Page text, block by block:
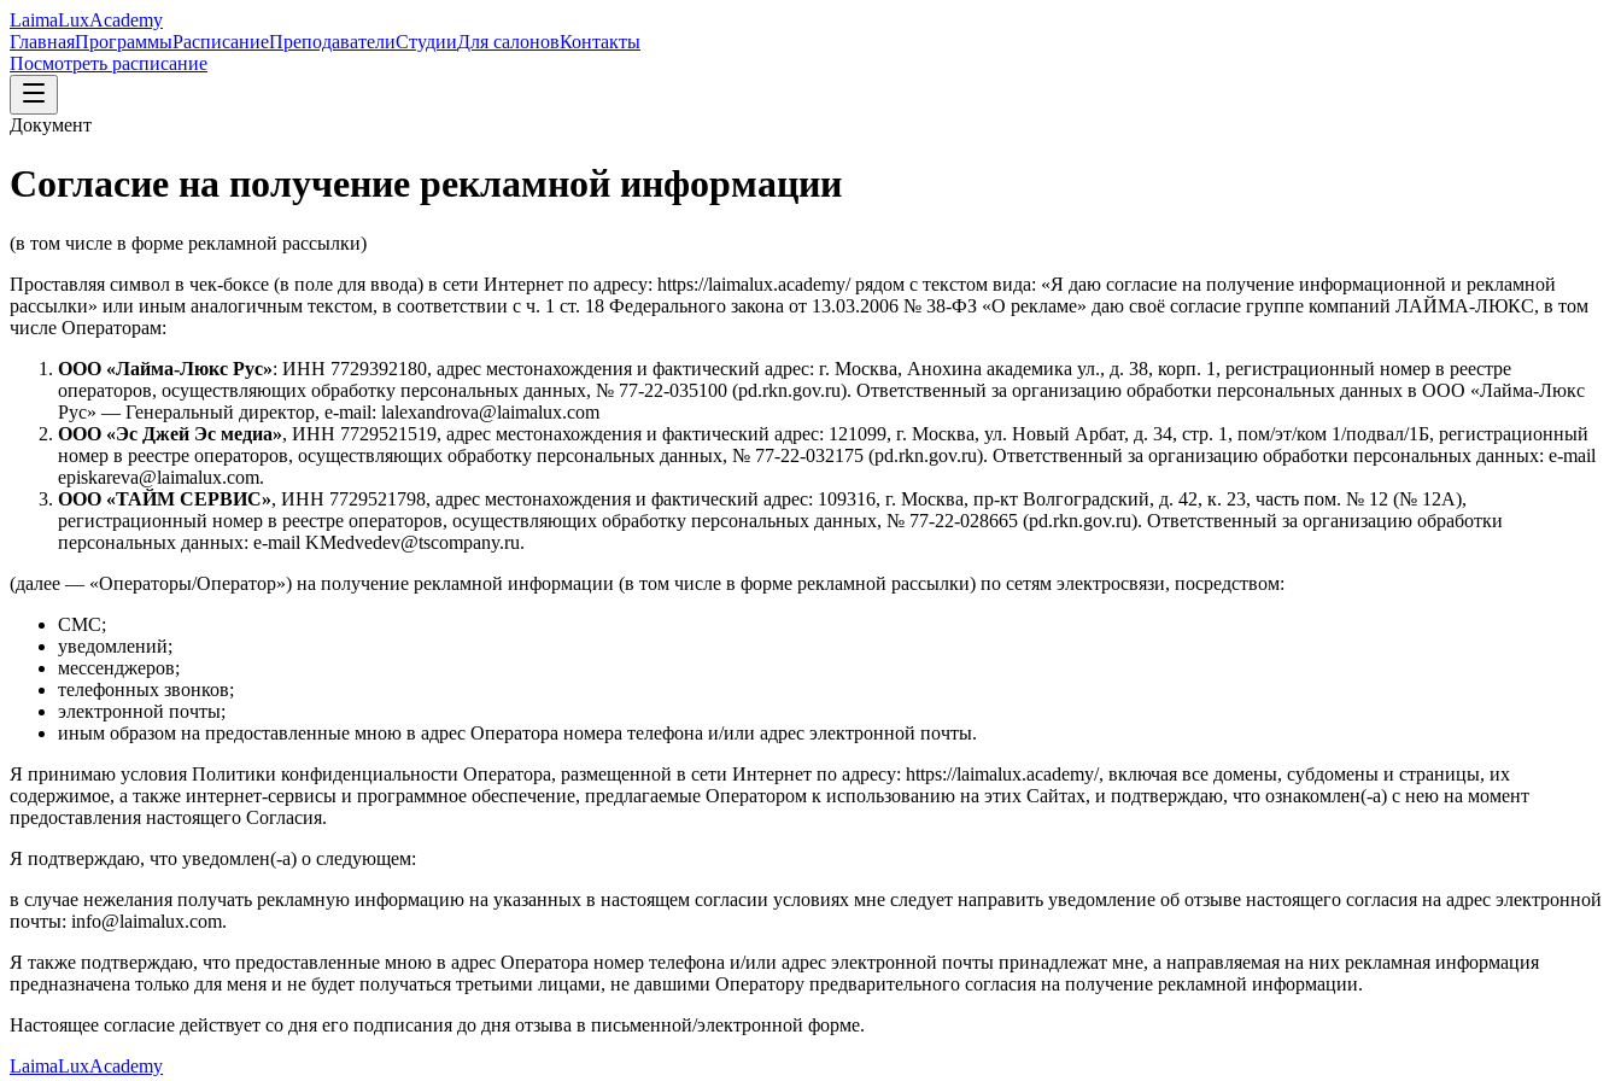
LaimaLuxAcademy
ГлавнаяПрограммыРасписаниеПреподавателиСтудииДля салоновКонтакты
Посмотреть расписание
Документ
Согласие на получение рекламной информации
(в том числе в форме рекламной рассылки)
Проставляя символ в чек-боксе (в поле для ввода) в сети Интернет по адресу: https://laimalux.academy/ рядом с текстом вида: «Я даю согласие на получение информационной и рекламной
рассылки» или иным аналогичным текстом, в соответствии с ч. 1 ст. 18 Федерального закона от 13.03.2006 № 38-ФЗ «О рекламе» даю своё согласие группе компаний ЛАЙМА-ЛЮКС, в том
числе Операторам:
ООО «Лайма-Люкс Рус»: ИНН 7729392180, адрес местонахождения и фактический адрес: г. Москва, Анохина академика ул., д. 38, корп. 1, регистрационный номер в реестре
операторов, осуществляющих обработку персональных данных, № 77-22-035100 (pd.rkn.gov.ru). Ответственный за организацию обработки персональных данных в ООО «Лайма-Люкс
Рус» — Генеральный директор, e-mail: lalexandrova@laimalux.com
ООО «Эс Джей Эс медиа», ИНН 7729521519, адрес местонахождения и фактический адрес: 121099, г. Москва, ул. Новый Арбат, д. 34, стр. 1, пом/эт/ком 1/подвал/1Б, регистрационный
номер в реестре операторов, осуществляющих обработку персональных данных, № 77-22-032175 (pd.rkn.gov.ru). Ответственный за организацию обработки персональных данных: e-mail
episkareva@laimalux.com.
ООО «ТАЙМ СЕРВИС», ИНН 7729521798, адрес местонахождения и фактический адрес: 109316, г. Москва, пр-кт Волгоградский, д. 42, к. 23, часть пом. № 12 (№ 12А),
регистрационный номер в реестре операторов, осуществляющих обработку персональных данных, № 77-22-028665 (pd.rkn.gov.ru). Ответственный за организацию обработки
персональных данных: e-mail KMedvedev@tscompany.ru.
(далее — «Операторы/Оператор») на получение рекламной информации (в том числе в форме рекламной рассылки) по сетям электросвязи, посредством:
СМС;
уведомлений;
мессенджеров;
телефонных звонков;
электронной почты;
иным образом на предоставленные мною в адрес Оператора номера телефона и/или адрес электронной почты.
Я принимаю условия Политики конфиденциальности Оператора, размещенной в сети Интернет по адресу: https://laimalux.academy/, включая все домены, субдомены и страницы, их
содержимое, а также интернет-сервисы и программное обеспечение, предлагаемые Оператором к использованию на этих Сайтах, и подтверждаю, что ознакомлен(-а) с нею на момент
предоставления настоящего Согласия.
Я подтверждаю, что уведомлен(-а) о следующем:
в случае нежелания получать рекламную информацию на указанных в настоящем согласии условиях мне следует направить уведомление об отзыве настоящего согласия на адрес электронной
почты: info@laimalux.com.
Я также подтверждаю, что предоставленные мною в адрес Оператора номер телефона и/или адрес электронной почты принадлежат мне, а направляемая на них рекламная информация
предназначена только для меня и не будет получаться третьими лицами, не давшими Оператору предварительного согласия на получение рекламной информации.
Настоящее согласие действует со дня его подписания до дня отзыва в письменной/электронной форме.
LaimaLuxAcademy